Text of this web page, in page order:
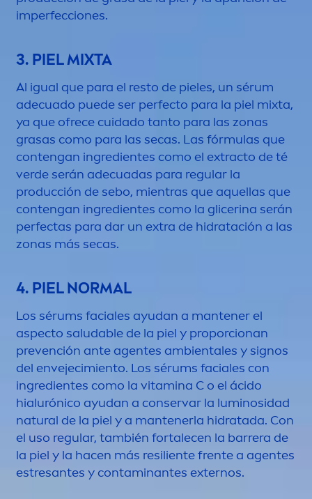
imperfecciones.
3. PIEL MIXTA
Al igual que para el resto de pieles, un sérum
adecuado puede ser perfecto para la piel mixta,
ya que ofrece cuidado tanto para las zonas
grasas como para las secas. Las fórmulas que
contengan ingredientes como el extracto de té
verde serán adecuadas para regular la
producción de sebo, mientras que aquellas que
contengan ingredientes como la glicerina serán
perfectas para dar un extra de hidratación a las
zonas más secas.
4. PIEL NORMAL
Los sérums faciales ayudan a mantener el
aspecto saludable de la piel y proporcionan
prevención ante agentes ambientales y signos
del envejecimiento. Los sérums faciales con
ingredientes como la vitamina C o el ácido
hialurónico ayudan a conservar la luminosidad
natural de la piel y a mantenerla hidratada. Con
el uso regular, también fortalecen la barrera de
la piel y la hacen más resiliente frente a agentes
estresantes y contaminantes externos.